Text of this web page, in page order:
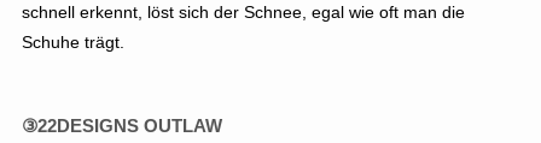
schnell erkennt, löst sich der Schnee, egal wie oft man die
Schuhe trägt.
③22DESIGNS OUTLAW